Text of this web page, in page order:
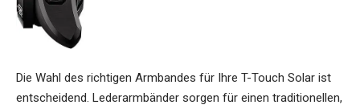
Die Wahl des richtigen Armbandes für Ihre T-Touch Solar ist
entscheidend. Lederarmbänder sorgen für einen traditionellen,